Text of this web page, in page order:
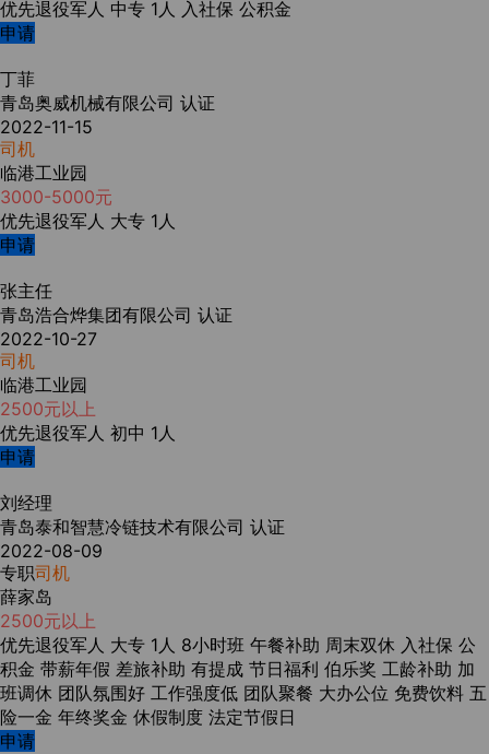
优先退役军人 中专 1人 入社保 公积金
申请
丁菲
青岛奥威机械有限公司 认证
2022-11-15
司机
临港工业园
3000-5000元
优先退役军人 大专 1人
申请
张主任
青岛浩合烨集团有限公司 认证
2022-10-27
司机
临港工业园
2500元以上
优先退役军人 初中 1人
申请
刘经理
青岛泰和智慧冷链技术有限公司 认证
2022-08-09
专职司机
薛家岛
2500元以上
优先退役军人 大专 1人 8小时班 午餐补助 周末双休 入社保 公
积金 带薪年假 差旅补助 有提成 节日福利 伯乐奖 工龄补助 加
班调休 团队氛围好 工作强度低 团队聚餐 大办公位 免费饮料 五
险一金 年终奖金 休假制度 法定节假日
申请